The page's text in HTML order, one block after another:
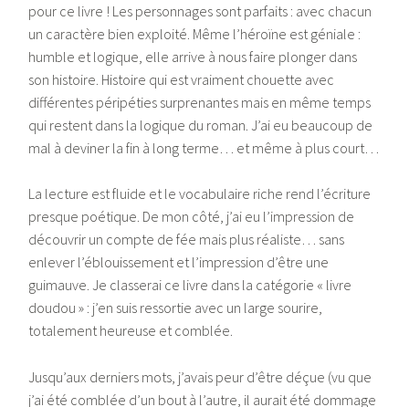
pour ce livre ! Les personnages sont parfaits : avec chacun
un caractère bien exploité. Même l’héroïne est géniale :
humble et logique, elle arrive à nous faire plonger dans
son histoire. Histoire qui est vraiment chouette avec
différentes péripéties surprenantes mais en même temps
qui restent dans la logique du roman. J’ai eu beaucoup de
mal à deviner la fin à long terme… et même à plus court…
La lecture est fluide et le vocabulaire riche rend l’écriture
presque poétique. De mon côté, j’ai eu l’impression de
découvrir un compte de fée mais plus réaliste… sans
enlever l’éblouissement et l’impression d’être une
guimauve. Je classerai ce livre dans la catégorie « livre
doudou » : j’en suis ressortie avec un large sourire,
totalement heureuse et comblée.
Jusqu’aux derniers mots, j’avais peur d’être déçue (vu que
j’ai été comblée d’un bout à l’autre, il aurait été dommage